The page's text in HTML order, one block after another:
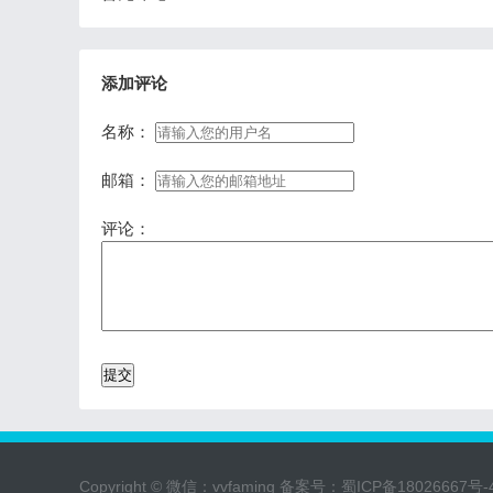
添加评论
名称：
邮箱：
评论：
Copyright © 微信：vvfaming 备案号： 蜀ICP备18026667号-